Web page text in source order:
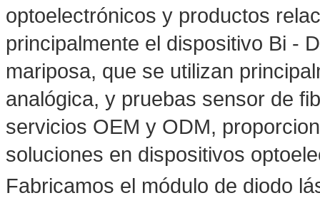
optoelectrónicos y productos
principalmente el dispositivo Bi -
mariposa, que se utilizan
analógica, y pruebas sensor de
servicios OEM y ODM,
soluciones en dispositivos
Fabricamos el módulo de diodo